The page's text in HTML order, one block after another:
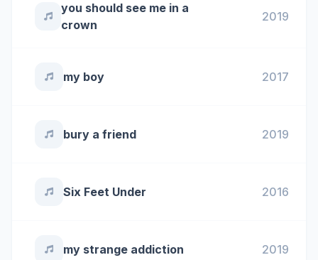
you should see me in a
crown
2019
my boy 2017
bury a friend 2019
Six Feet Under 2016
my strange addiction 2019